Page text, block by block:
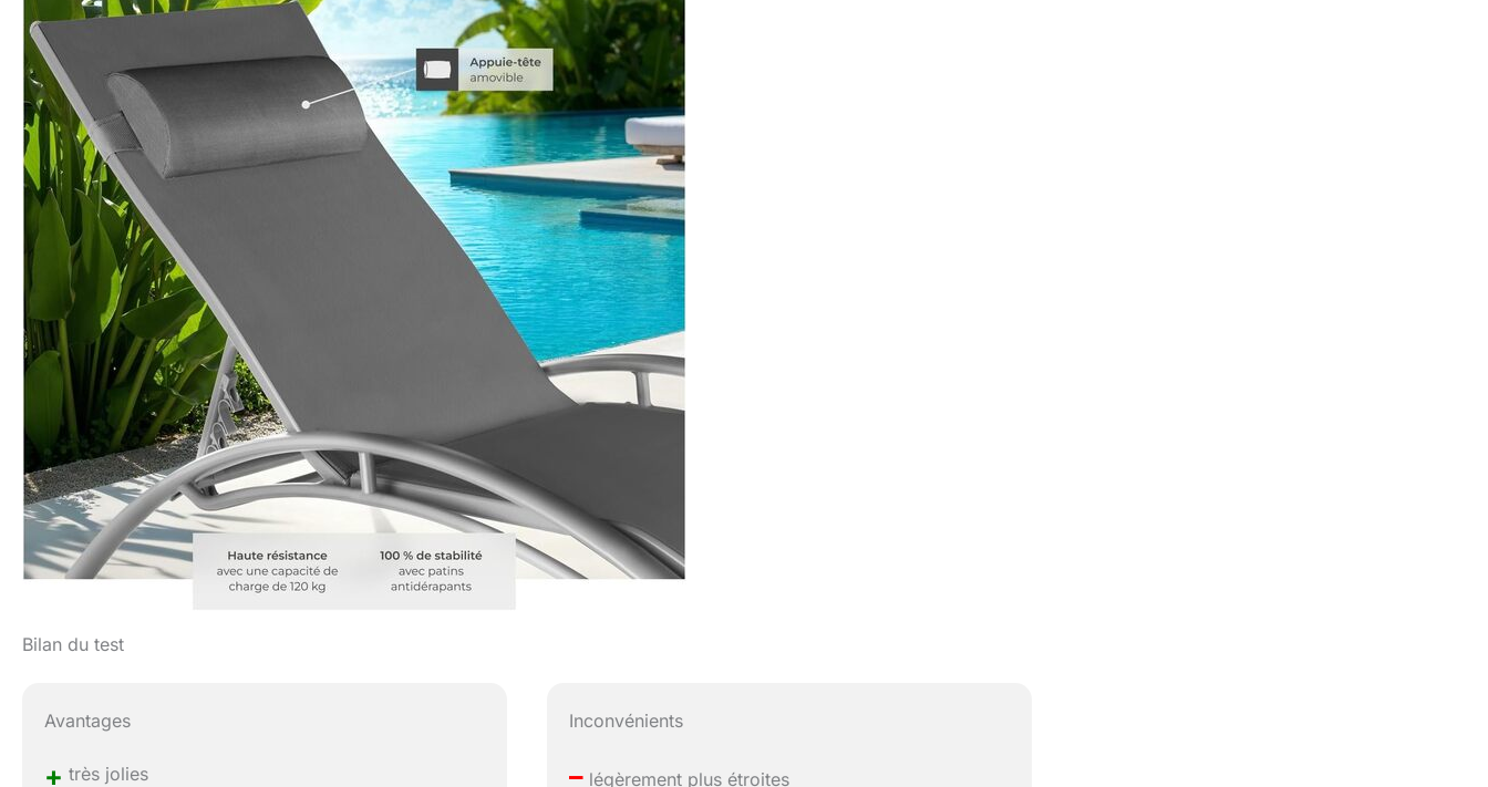
Bilan du test
Avantages
+ très jolies
Inconvénients
– légèrement plus étroites